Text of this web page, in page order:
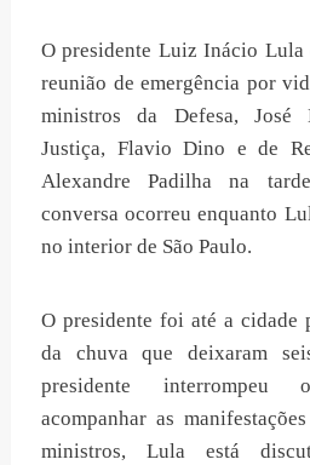
O presidente Luiz Inácio
reunião de emergência por
ministros da Defesa, José
Justiça, Flavio Dino e de
Alexandre Padilha na
conversa ocorreu enquanto
no interior de São Paulo.
O presidente foi até a cidade
da chuva que deixaram
presidente interrompeu
acompanhar as
ministros, Lula está